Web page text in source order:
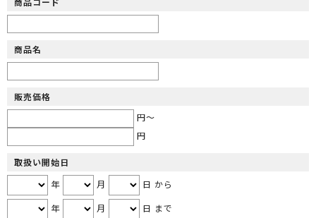
商品名
販売価格
円～
円
取扱い開始日
年
月
日 から
年
月 日 まで